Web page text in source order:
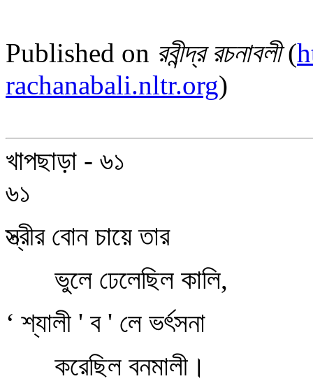
Published on রবীন্দ্র রচনাবলী(
rachanabali.nltr.org)
খাপছাড়া - ৬১
৬১
স্ত্রীর বোন চায়ে তার
ভুলে ঢেলেছিল কালি,
‘ শ্যালী ' ব ' লে ভর্ৎসনা
করেছিল বনমালী।